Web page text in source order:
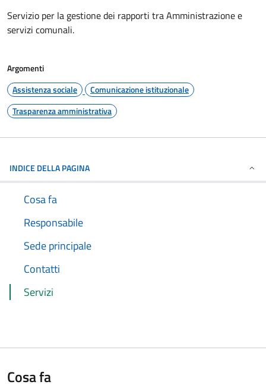
Servizio per la gestione dei rapporti tra Amministrazione e
servizi comunali.
Argomenti
Assistenza sociale
Comunicazione istituzionale
Trasparenza amministrativa
INDICE DELLA PAGINA
Cosa fa
Responsabile
Sede principale
Contatti
Servizi
Cosa fa